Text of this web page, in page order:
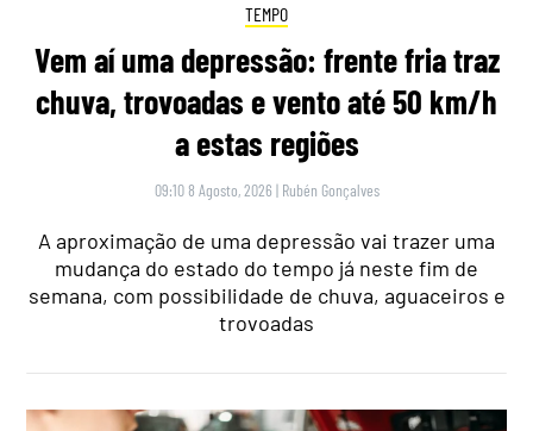
TEMPO
Vem aí uma depressão: frente fria traz
chuva, trovoadas e vento até 50 km/h
a estas regiões
09:10 8 Agosto, 2026 | Rubén Gonçalves
A aproximação de uma depressão vai trazer uma
mudança do estado do tempo já neste fim de
semana, com possibilidade de chuva, aguaceiros e
trovoadas